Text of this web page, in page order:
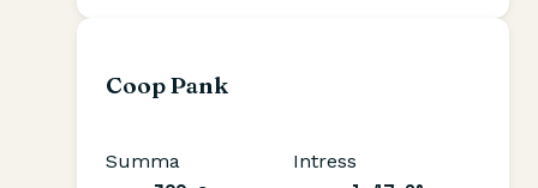
Coop Pank
Summa Intress